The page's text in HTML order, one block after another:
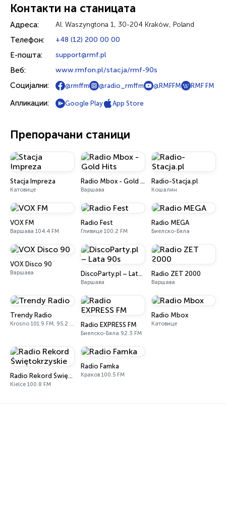
Контакти на станицата
Адреса: Al. Waszyngtona 1, 30-204 Kraków, Poland
Телефон: +48 (12) 200 00 00
Е-пошта: support@rmf.pl
Веб: www.rmfon.pl/stacja/rmf-90s
Социјални: @rmffm @radio_rmffm @RMFFM RMF FM
Апликации: Google Play App Store
Препорачани станици
Stacja Impreza
Катовице
Radio Mbox - Gold Hits
Варшава
Radio-Stacja.pl
Кошалин
VOX FM
Варшава 104.4 FM
Radio Fest
Гливице 100.2 FM
Radio MEGA
Биелско-Бяла
VOX Disco 90
Варшава DiscoParty.pl – Lata 90s
Варшава
Radio ZET 2000
Варшава
Trendy Radio
Krosno 101.9 FM, 95.2 FM Radio EXPRESS FM
Биелско-Бяла 92.3 FM
Radio Mbox
Катовице
Radio Rekord Świętokrzyskie
Kielce 100.8 FM
Radio Famka
Краков 100.5 FM